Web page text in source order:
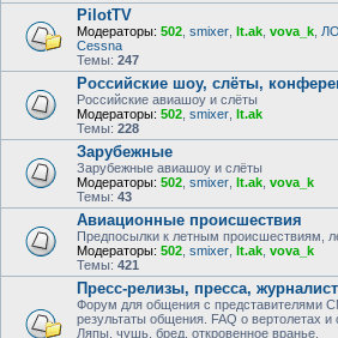
PilotTV
Модераторы: 502 smixer lt.ak vova_k
Cessna
Темы: 247
Российские шоу, слёты,
Российские авиашоу и слёты
Модераторы: 502 smixer lt.ak
Темы: 228
Зарубежные
Зарубежные авиашоу и слёты
Модераторы: 502 smixer lt.ak vova_k
Темы: 43
Авиационные происшествия
Предпосылки к летным происшествиям,
Модераторы: 502 smixer lt.ak vova_k
Темы: 421
Пресс-релизы, пресса,
Форум для общения с представителями
результаты общения. FAQ о вертолетах и
Ляпы, чушь, бред, откровенное вранье.